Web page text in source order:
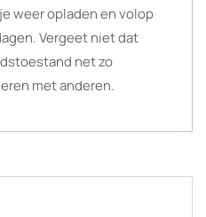
weer opladen en volop
Vergeet niet dat
net zo
met anderen.